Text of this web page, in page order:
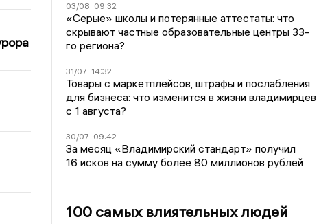
03/08 09:32
«Серые» школы и потерянные аттестаты: что
скрывают частные образовательные центры 33-
го региона?
31/07 14:32
Товары с маркетплейсов, штрафы и послабления
для бизнеса: что изменится в жизни владимирцев
с 1 августа?
30/07 09:42
За месяц «Владимирский стандарт» получил
16 исков на сумму более 80 миллионов рублей
100 самых влиятельных людей